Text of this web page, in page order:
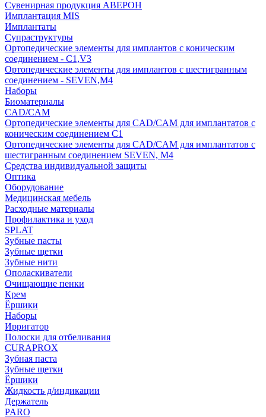
Сувенирная продукция АВЕРОН
Имплантация MIS
Имплантаты
Супраструктуры
Ортопедические элементы для имплантов с коническим
соединением - C1,V3
Ортопедические элементы для имплантов с шестигранным
соединением - SEVEN,M4
Наборы
Биоматериалы
CAD/CAM
Ортопедические элементы для CAD/CAM для имплантатов с
коническим соединением С1
Ортопедические элементы для CAD/CAM для имплантатов с
шестигранным соединением SEVEN, М4
Средства индивидуальной защиты
Оптика
Оборудование
Медицинская мебель
Расходные материалы
Профилактика и уход
SPLAT
Зубные пасты
Зубные щетки
Зубные нити
Ополаскиватели
Очищающие пенки
Крем
Ёршики
Наборы
Ирригатор
Полоски для отбеливания
CURAPROX
Зубная паста
Зубные щетки
Ёршики
Жидкость д/индикации
Держатель
PARO